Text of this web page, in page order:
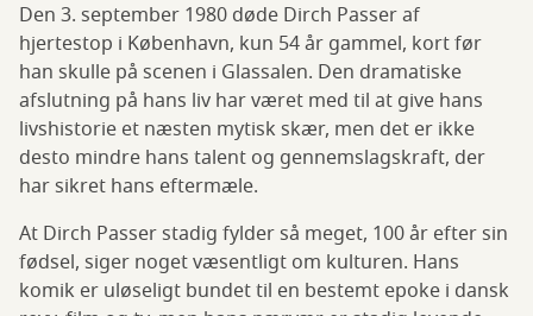
Den 3. september 1980 døde Dirch Passer af
hjertestop i København, kun 54 år gammel, kort før
han skulle på scenen i Glassalen. Den dramatiske
afslutning på hans liv har været med til at give hans
livshistorie et næsten mytisk skær, men det er ikke
desto mindre hans talent og gennemslagskraft, der
har sikret hans eftermæle.
At Dirch Passer stadig fylder så meget, 100 år efter sin
fødsel, siger noget væsentligt om kulturen. Hans
komik er uløseligt bundet til en bestemt epoke i dansk